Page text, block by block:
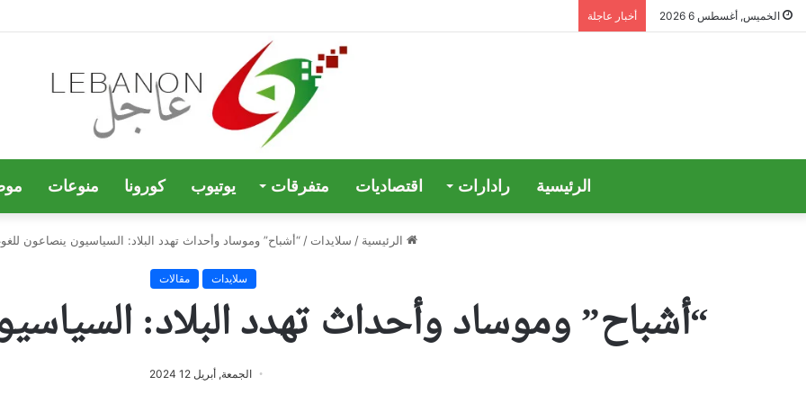
الخميس, أغسطس 6 2026 أخبار عاجلة
الرئيسية رادارات اقتصاديات متفرقات يوتيوب كورونا منوعات
الرئيسية / سلايدات / “أشباح” وموساد وأحداث تهدد البلاد: السياسيون ينصاعون
سلايدات مقالات
“أشباح” وموساد وأحداث تهدد البلاد:
الجمعة, أبريل 12 2024